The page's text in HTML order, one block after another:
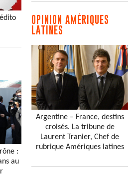
:
au
OPINION AMÉRIQUES
LATINES
Argentine – France, destins
croisés. La tribune de
Laurent Tranier, Chef de
rubrique Amériques latines